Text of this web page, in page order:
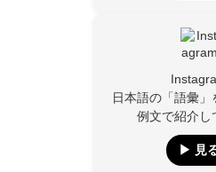
日本語の「語彙」
例文で紹介し
▶︎ 見